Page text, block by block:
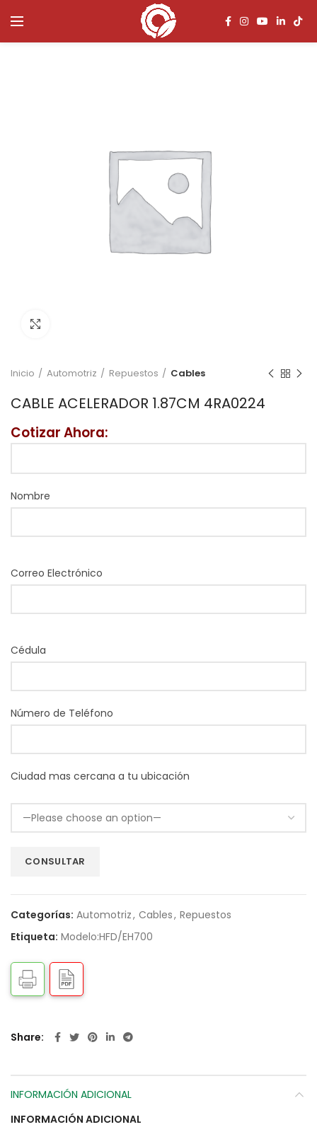
Inicio Automotriz Repuestos Cables
CABLE ACELERADOR 1.87CM 4RA0224
Cotizar Ahora:
Nombre
Correo Electrónico
Cédula
Número de Teléfono
Ciudad mas cercana a tu ubicación
Categorías: Automotriz, Cables, Repuestos
Etiqueta: Modelo:HFD/EH700
Share
INFORMACIÓN ADICIONAL
INFORMACIÓN ADICIONAL